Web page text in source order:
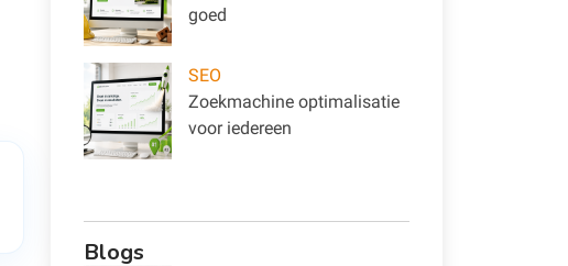
goed
SEO
Zoekmachine optimalisatie
voor iedereen
Blogs